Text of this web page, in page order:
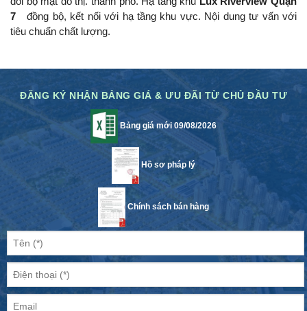
7
đồng bộ, kết nối với hạ tầng khu vực. Nội dung tư vấn với
tiêu chuẩn chất lượng.
ĐĂNG KÝ NHẬN BẢNG GIÁ & ƯU ĐÃI TỪ CHỦ ĐẦU TƯ
Bảng giá mới 09/08/2026
Hồ sơ pháp lý
Chính sách bán hàng